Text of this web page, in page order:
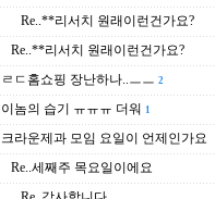
Re..**리서치 원래이런건가요?
Re..**리서치 원래이런건가요?
ㄹㄷ홈쇼핑 장난하나..ㅡㅡ 2
이놈의 습기 ㅠㅠㅠ 더워 1
크라운제과 모임 요일이 언제인가요
Re..세째주 목요일이에요